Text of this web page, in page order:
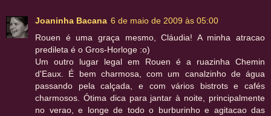
Joaninha Bacana 6 de maio de 2009 às 05:00
Rouen é uma graça mesmo, Cláudia! A minha atracao
predileta é o Gros-Horloge :o)
Um outro lugar legal em Rouen é a ruazinha Chemin
d'Eaux. É bem charmosa, com um canalzinho de água
passando pela calçada, e com vários bistrots e cafés
charmosos. Ótima dica para jantar à noite, principalmente
no verao, e longe de todo o burburinho e agitacao das